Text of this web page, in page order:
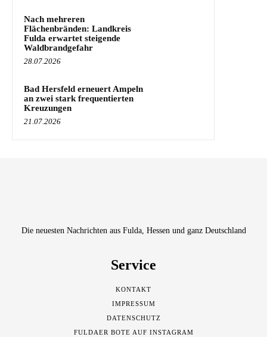
Nach mehreren
Flächenbränden: Landkreis
Fulda erwartet steigende
Waldbrandgefahr
28.07.2026
Bad Hersfeld erneuert Ampeln
an zwei stark frequentierten
Kreuzungen
21.07.2026
Die neuesten Nachrichten aus Fulda, Hessen und ganz Deutschland
Service
KONTAKT
IMPRESSUM
DATENSCHUTZ
FULDAER BOTE AUF INSTAGRAM